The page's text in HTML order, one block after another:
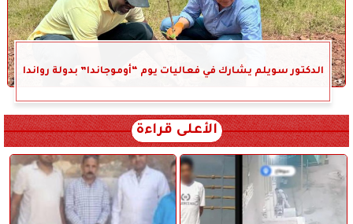
الدكتور سويلم يشارك في فعاليات يوم “أوموجاندا” بدولة رواندا
الأعلى قراءة